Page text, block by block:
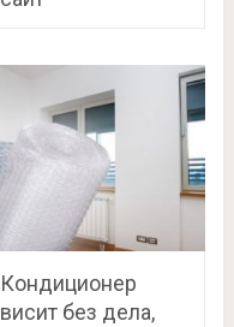
Кондиционер
висит без дела,